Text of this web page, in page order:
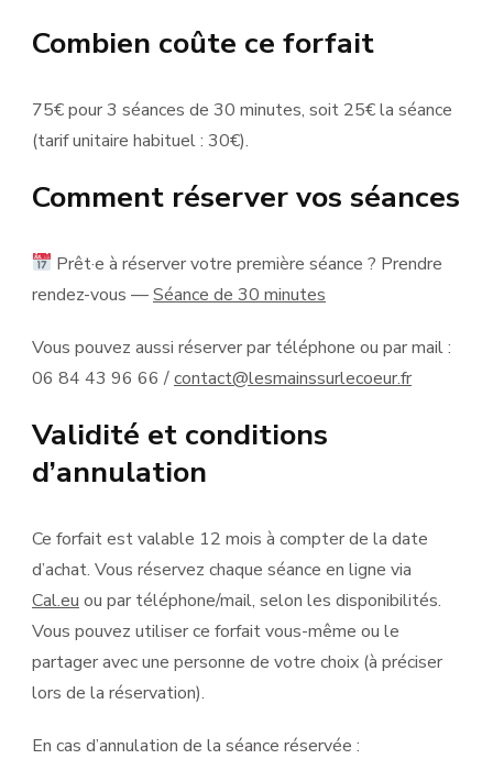
Combien coûte ce forfait
75€ pour 3 séances de 30 minutes, soit 25€ la séance
(tarif unitaire habituel : 30€).
Comment réserver vos séances
Prêt·e à réserver votre première séance ? Prendre
rendez-vous —Séance de 30 minutes
Vous pouvez aussi réserver par téléphone ou par mail :
06 84 43 96 66 /contact@lesmainssurlecoeur.fr
Validité et conditions
d’annulation
Ce forfait est valable 12 mois à compter de la date
d’achat. Vous réservez chaque séance en ligne via
Cal.eu ou par téléphone/mail, selon les disponibilités.
Vous pouvez utiliser ce forfait vous-même ou le
partager avec une personne de votre choix (à préciser
lors de la réservation).
En cas d’annulation de la séance réservée :